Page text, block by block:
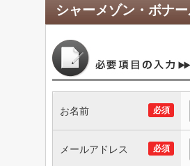
シャーメゾン・ボナ
必須
お名前
必須
メールアドレス